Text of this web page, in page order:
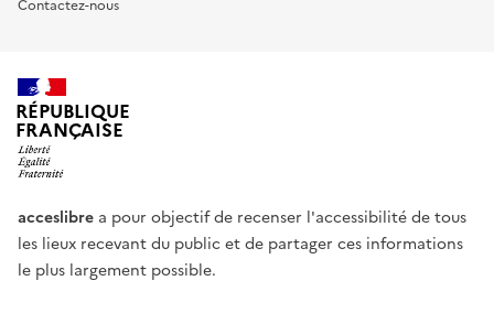
Contactez-nous
RÉPUBLIQUE
FRANÇAISE
acceslibre a pour objectif de recenser l'accessibilité de tous
les lieux recevant du public et de partager ces informations
le plus largement possible.